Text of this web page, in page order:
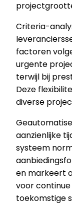
Criteria-
factoren
urgente
terwijl bij
Deze
diverse
aanzienlijke
systeem
en markeert
voor
toekomstige